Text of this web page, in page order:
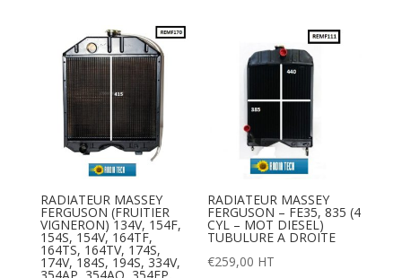
RADIATEUR MASSEY
FERGUSON (FRUITIER
VIGNERON) 134V, 154F,
154S, 154V, 164TF,
164TS, 164TV, 174S,
174V, 184S, 194S, 334V,
RADIATEUR MASSEY
FERGUSON – FE35, 835 (4
CYL – MOT DIESEL)
TUBULURE A DROITE
€259,00 HT